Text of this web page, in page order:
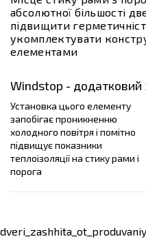
абсолютної більшості
підвищити
укомплектувати
елементами
Windstop - додатковий
Установка цього елементу
запобігає проникненню
холодного повітря і помітно
підвищує показники
теплоізоляції на стику рами і
порога